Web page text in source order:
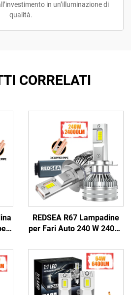
in un’illuminazione di
qualità.
CORRELATI
REDSEA R67 Lampadine
per Fari Auto 240 W 24000